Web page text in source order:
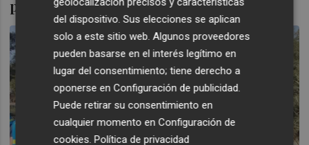
producir nuevas corbetas
del dispositivo. Sus elecciones se aplican
solo a este sitio web. Algunos proveedores
pueden basarse en el interés legítimo en
lugar del consentimiento; tiene derecho a
oponerse enConfiguración de publicidad.
Puede retirar su consentimiento en
cualquier momento enConfiguración de
cookies.Política de privacidad